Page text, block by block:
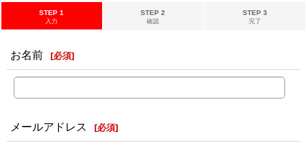
STEP 1
入力
STEP 2
確認
STEP 3
完了
お名前 [必須]
メールアドレス [必須]